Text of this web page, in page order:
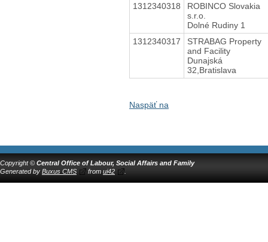
1312340318
ROBINCO Slovakia
s.r.o.
Dolné Rudiny 1
1312340317
STRABAG Property
and Facility
Dunajská
32,Bratislava
Naspäť na
Copyright © Central Office of Labour, Social Affairs and Family
Generated by Buxus CMS from ui42